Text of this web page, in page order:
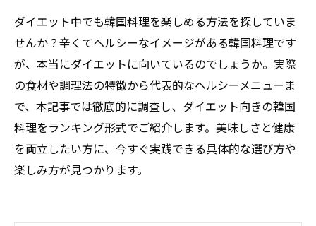
ダイエット中でも韓国料理を楽しめる方法を探していま
せんか？辛くてヘルシーなイメージがある韓国料理です
が、本当にダイエットに向いているのでしょうか。実際
の食材や調理法の特徴から代表的なヘルシーメニューま
で、本記事では徹底的に調査し、ダイエット向きの韓国
料理をランキング形式でご紹介します。美味しさと健康
を両立したい方に、今すぐ実践できる具体的な選び方や
楽しみ方が見つかります。